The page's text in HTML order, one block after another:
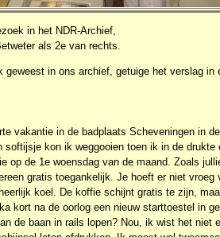
in het NDR-Archief,
als 2e van rechts.
in ons archief, getuige het verslag in
vakantie in de badplaats Scheveningen in
kon ik weggooien toen ik in de drukte
op de 1e woensdag van de maand. Zoals
gratis toegankelijk. Je hoeft er niet vroeg
koel. De koffie schijnt gratis te zijn,
kort na de oorlog een nieuw starttoestel in
de baan in rails lopen? Nou, ik wist het niet